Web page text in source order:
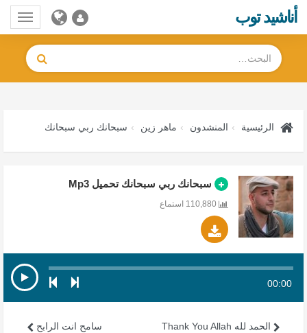
أناشيد توب
الرئيسية المنشدون ماهر زين سبحانك ربي سبحانك
سبحانك ربي سبحانك تحميل Mp3
00:00
سامح انت الرابح الحمد لله Thank You Allah